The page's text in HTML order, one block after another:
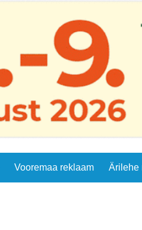
Vooremaa reklaam Ärilehe